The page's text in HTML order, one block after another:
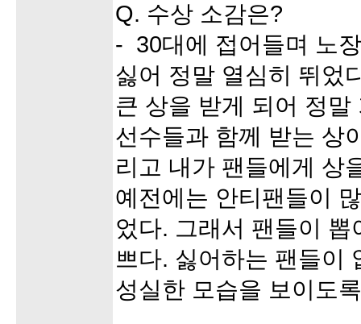
Q. 수상 소감은?
- 30대에 접어들며 노
싫어 정말 열심히 뛰었
큰 상을 받게 되어 정
선수들과 함께 받는 상
리고 내가 팬들에게 상
예전에는 안티팬들이
었다. 그래서 팬들이
쁘다. 싫어하는 팬들이
성실한 모습을 보이도